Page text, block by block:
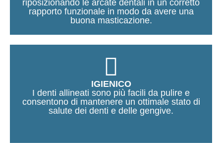
riposizionando le arcate dentali in un corretto
rapporto funzionale in modo da avere una
buona masticazione.
IGIENICO
I denti allineati sono più facili da pulire e
consentono di mantenere un ottimale stato di
salute dei denti e delle gengive.